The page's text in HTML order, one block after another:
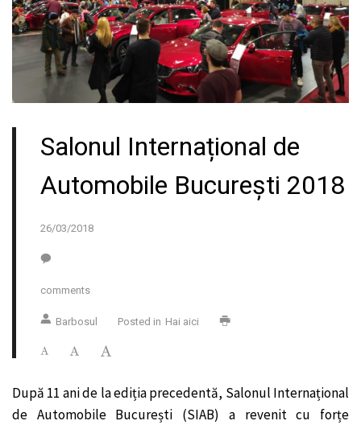
Salonul Internațional de
Automobile București 2018
26/03/2018
comments
Barbosul Posted in Hai aici
După 11 ani de la ediția precedentă, Salonul Internațional
de Automobile București (SIAB) a revenit cu forțe